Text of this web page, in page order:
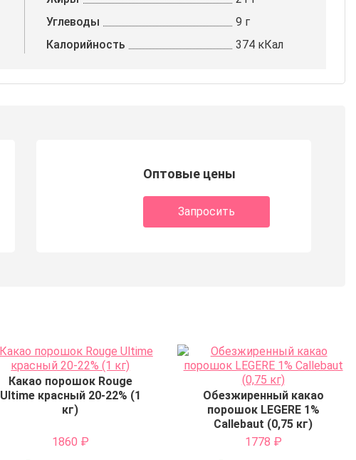
Углеводы
9 г
Калорийность
374 кКал
Оптовые цены
Запросить
Какао порошок Rouge
Ultime красный 20-22% (1
кг)
1860 ₽
Обезжиренный какао
порошок LEGERE 1%
Callebaut (0,75 кг)
1778 ₽